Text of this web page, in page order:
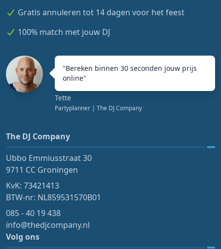
Gratis annuleren tot 14 dagen voor het feest
100% match met jouw DJ
"Bereken binnen 30 seconden jouw prijs
online"
Tette
Partyplanner | The DJ Company
The DJ Company
Ubbo Emmiusstraat 30
9711 CC Groningen
KvK: 73421413
BTW-nr: NL859531570B01
085 - 40 19 438
info@thedjcompany.nl
Volg ons